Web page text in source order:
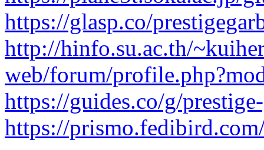
https://glasp.co/
http://hinfo.su.ac.th/
web/forum/
https://guides.co/g/
https://